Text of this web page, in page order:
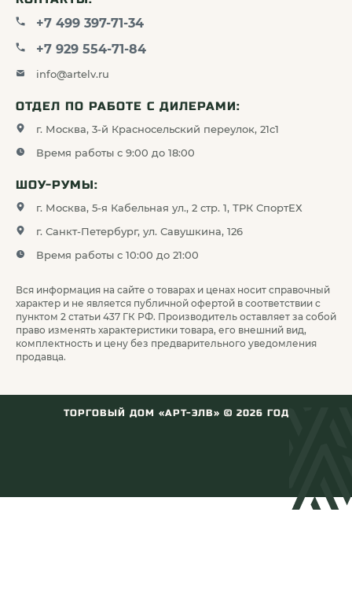
+7 499 397-71-34
+7 929 554-71-84
info@artelv.ru
ОТДЕЛ ПО РАБОТЕ С ДИЛЕРАМИ:
г. Москва, 3-й Красносельский переулок, 21с1
Время работы с 9:00 до 18:00
ШОУ-РУМЫ:
г. Москва, 5-я Кабельная ул., 2 стр. 1, ТРК СпортЕХ
г. Санкт-Петербург, ул. Савушкина, 126
Время работы с 10:00 до 21:00
Вся информация на сайте о товарах и ценах носит справочный
характер и не является публичной офертой в соответствии с
пунктом 2 статьи 437 ГК РФ. Производитель оставляет за собой
право изменять характеристики товара, его внешний вид,
комплектность и цену без предварительного уведомления
продавца.
ТОРГОВЫЙ ДОМ «АРТ-ЭЛВ» © 2026 ГОД